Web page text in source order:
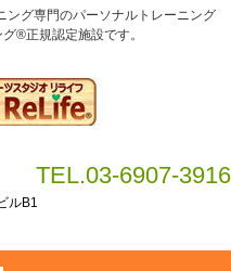
ング専門のパーソナルトレーニング
®正規認定施設です。
TEL.03-6907-3916
ルB1